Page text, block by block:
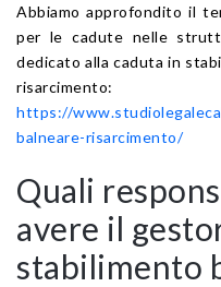
Abbiamo approfondito il
per le cadute nelle
dedicato alla caduta in
risarcimento:
https://
balneare-risarcimento/
Quali
avere il
stabilimento